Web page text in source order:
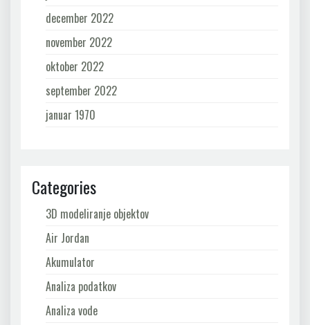
december 2022
november 2022
oktober 2022
september 2022
januar 1970
Categories
3D modeliranje objektov
Air Jordan
Akumulator
Analiza podatkov
Analiza vode